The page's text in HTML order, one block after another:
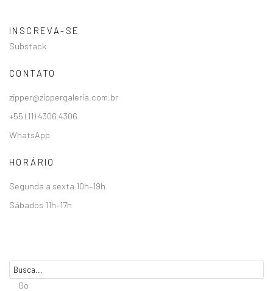
INSCREVA-SE
Substack
CONTATO
zipper@zippergaleria.com.br
+55 (11) 4306 4306
WhatsApp
HORÁRIO
Segunda a sexta 10h–19h
Sábados 11h–17h
Go